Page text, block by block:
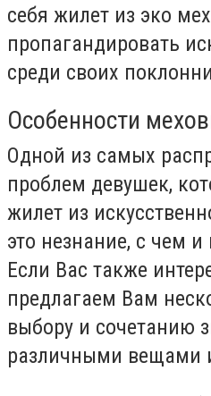
себя жилет из эко
пропагандировать
среди своих
Особенности
Одной из самых
проблем девушек,
жилет из
это незнание, с чем и
Если Вас также
предлагаем Вам
выбору и сочетанию
различными вещами